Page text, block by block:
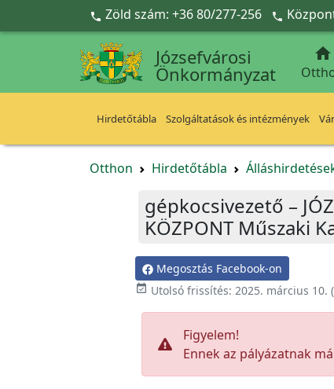
Ugrás a fő tartalomra
 Zöld szám: +36 80/277-256 
Józsefvárosi
Önkormányzat

Hirdetőtábla Szolgáltatások és intézmények
Otthon Hirdetőtábla
gépkocsivezető –
KÖZPONT Műszaki
Megosztás Facebook-on
 Utolsó frissítés: 2025. március 10.
Figyelem!
Ennek az pályázatnak